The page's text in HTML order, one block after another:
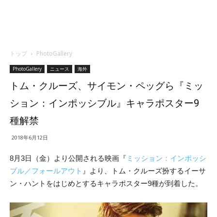
トップ PhotoGallery
PhotoGallery ニュース 海外
トム・クルーズ、サイモン・ペッグら『ミッ
ション：インポッシブル』キャラポスター9
種解禁
2018年6月12日
8月3日（金）より公開される映画『 ミッション：インポッシ
ブル／フォールアウト 』より、トム・クルーズ扮するイーサ
ン・ハントをはじめとするキャラポスター9種が到着した。